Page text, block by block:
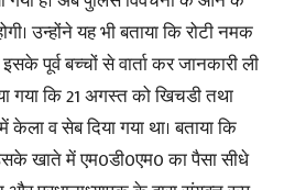
उन्होंने यह भी बताया कि रोटी नमक
पूर्व बच्चों से वार्ता कर जानकारी ली
गया कि 21 अगस्त को खिचडी तथा
व सेब दिया गया था। बताया कि
खाते में एम0डी0एम0 का पैसा सीधे